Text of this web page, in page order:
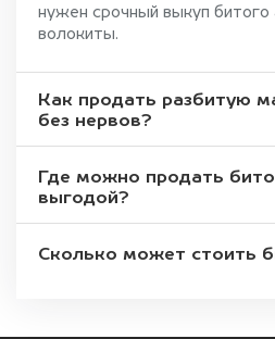
нужен срочный выкуп битого
волокиты.
Как продать разбитую
без нервов?
Где можно продать
выгодой?
Сколько может стоить